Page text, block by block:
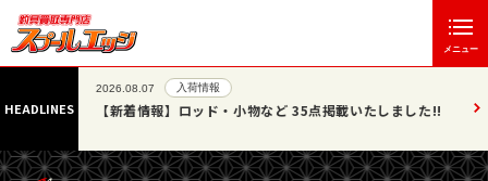
メニュー
HEADLINES
エッジ
2026.08.07 入荷情報
【新着情報】ロッド・小物など 35点掲載いたしました!!